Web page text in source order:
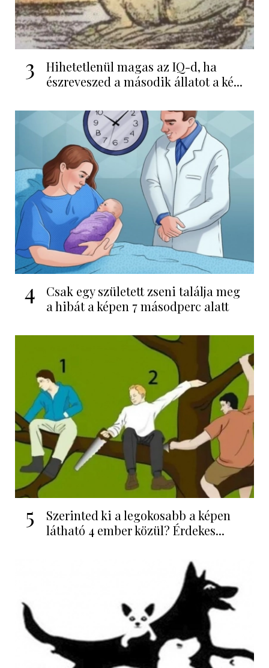
3
Hihetetlenül magas az IQ-d, ha
észreveszed a második állatot a ké...
4
Csak egy született zseni találja meg
a hibát a képen 7 másodperc alatt
5
Szerinted ki a legokosabb a képen
látható 4 ember közül? Érdekes...